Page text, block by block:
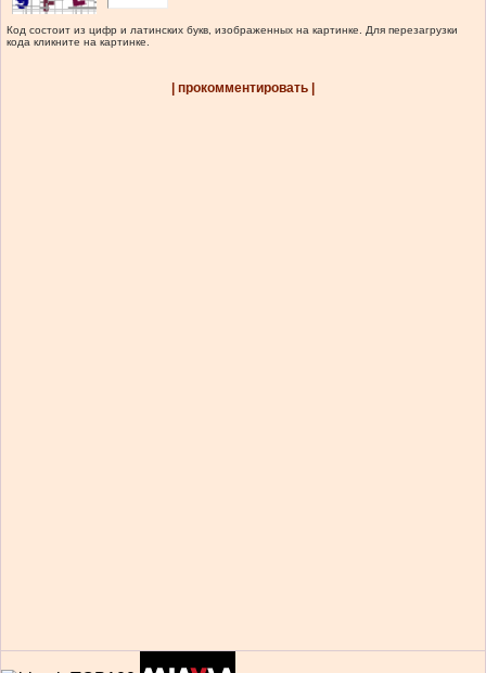
Код состоит из цифр и латинских букв, изображенных на картинке. Для перезагрузки
кода кликните на картинке.
| прокомментировать |